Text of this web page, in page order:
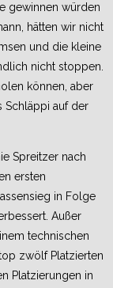
gewinnen würden
hätten wir nicht
und die kleine
nicht stoppen.
können, aber
Schläppi auf der
Spreitzer nach
ersten
in Folge
Außer
technischen
zwölf Platzierten
Platzierungen in